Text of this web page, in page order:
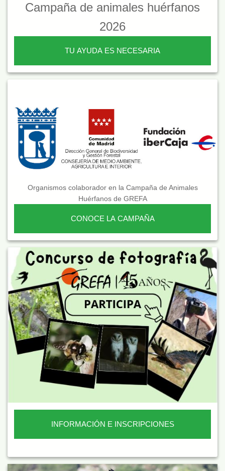
Campaña de animales huérfanos
2026
TU AYUDA ES NECESARIA
Organismos colaborador en la Campaña de Animales
Huérfanos de GREFA
CONOCE LA CAMPAÑA
INFORMACIÓN E INSCRIPCIONES